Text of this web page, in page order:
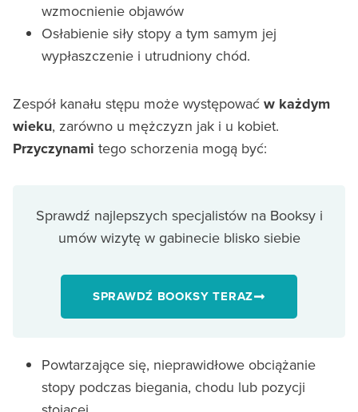
wzmocnienie objawów
Osłabienie siły stopy a tym samym jej
wypłaszczenie i utrudniony chód.
Zespół kanału stępu może występować w każdym
wieku, zarówno u mężczyzn jak i u kobiet.
Przyczynami tego schorzenia mogą być:
Sprawdź najlepszych specjalistów na Booksy i
umów wizytę w gabinecie blisko siebie
SPRAWDŹ BOOKSY TERAZ
Powtarzające się, nieprawidłowe obciążanie
stopy podczas biegania, chodu lub pozycji